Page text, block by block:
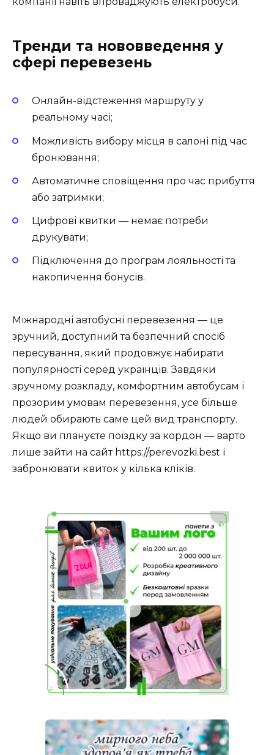
Тренди та нововведення у
сфері перевезень
Онлайн-відстеження маршруту у
реальному часі;
Можливість вибору місця в салоні під час
бронювання;
Автоматичне сповіщення про час прибуття
або затримки;
Цифрові квитки — немає потреби
друкувати;
Підключення до програм лояльності та
накопичення бонусів.
Міжнародні автобусні перевезення — це
зручний, доступний та безпечний спосіб
пересування, який продовжує набирати
популярності серед українців. Завдяки
зручному розкладу, комфортним автобусам і
прозорим умовам перевезення, усе більше
людей обирають саме цей вид транспорту.
Якщо ви плануєте поїздку за кордон — варто
лише зайти на сайт https://perevozki.best і
забронювати квиток у кілька кліків.